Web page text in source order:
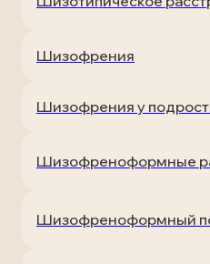
Шизофрения
Шизофрения у
Шизофреноформные
Шизофреноформный